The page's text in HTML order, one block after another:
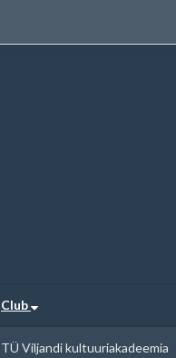
Club
TÜ Viljandi kultuuriakadeemia